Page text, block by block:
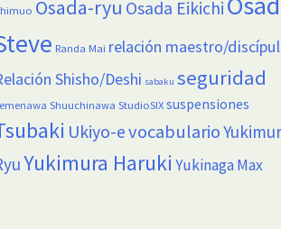
Osada-ryu Osada Eikichi
Randa Mai relación maestro/
Shisho/Deshi sabaku seguridad
Shuuchinawa StudioSIX suspensiones
Ukiyo-evocabulario
Yukimura Haruki Yukinaga Max